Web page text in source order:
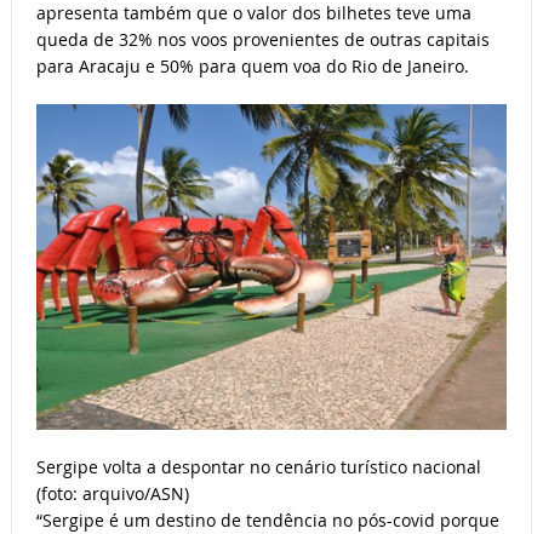
apresenta também que o valor dos bilhetes teve uma
queda de 32% nos voos provenientes de outras capitais
para Aracaju e 50% para quem voa do Rio de Janeiro.
Sergipe volta a despontar no cenário turístico nacional
(foto: arquivo/ASN)
“Sergipe é um destino de tendência no pós-covid porque